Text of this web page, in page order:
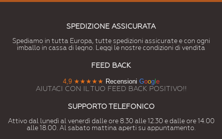
SPEDIZIONE ASSICURATA
Spediamo in tutta Europa, tutte spedizioni assicurate e con ogni
imballo in cassa di legno. Leggi le nostre condizioni di vendita
FEED BACK
4,9 ★★★★★ Recensioni Googl e
AIUTACI CON IL TUO FEED BACK POSITIVO!!
SUPPORTO TELEFONICO
Attivo dal lunedì al venerdì dalle ore 8.30 alle 12.30 e dalle ore 14.00
alle 18.00. Al sabato mattina aperti su appuntamento.